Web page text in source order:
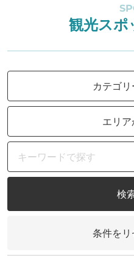
観光スポ
カテゴ
エリ
検
条件を